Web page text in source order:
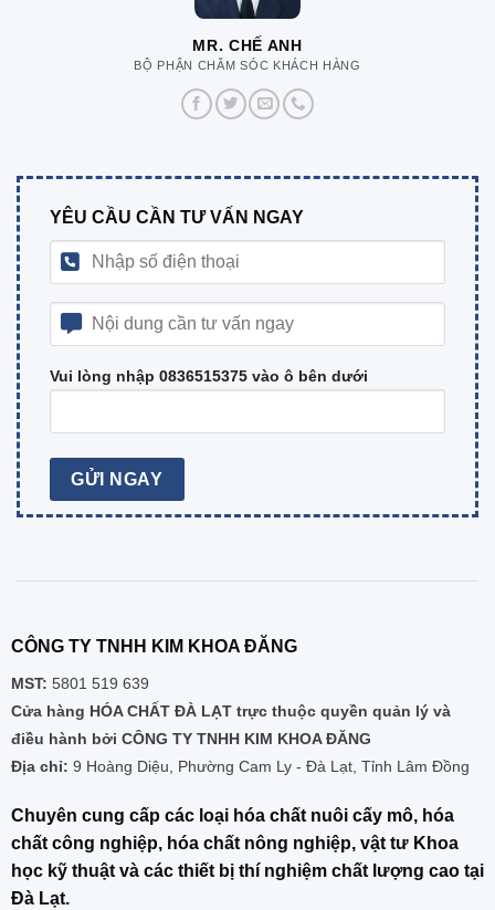
MR. CHẾ ANH
BỘ PHẬN CHĂM SÓC KHÁCH HÀNG
YÊU CẦU CẦN TƯ VẤN NGAY
Vui lòng nhập 0836515375 vào ô bên dưới
CÔNG TY TNHH KIM KHOA ĐĂNG
MST: 5801 519 639
Cửa hàng HÓA CHẤT ĐÀ LẠT trực thuộc quyền quản lý và
điều hành bởi CÔNG TY TNHH KIM KHOA ĐĂNG
Địa chỉ: 9 Hoàng Diệu, Phường Cam Ly - Đà Lạt, Tỉnh Lâm Đồng
Chuyên cung cấp các loại hóa chất nuôi cấy mô, hóa
chất công nghiệp, hóa chất nông nghiệp, vật tư Khoa
học kỹ thuật và các thiết bị thí nghiệm chất lượng cao tại
Đà Lạt.